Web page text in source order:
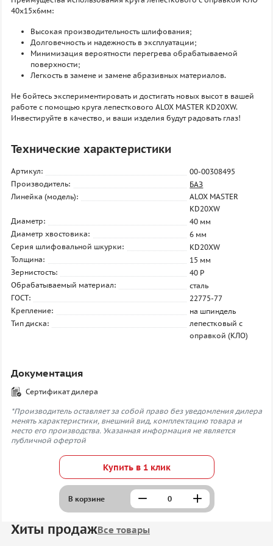
40х15х6мм:
Высокая производительность шлифования;
Долговечность и надежность в эксплуатации;
Минимизация вероятности перегрева обрабатываемой
поверхности;
Легкость в замене и замене абразивных материалов.
Не бойтесь экспериментировать и достигать новых высот в вашей
работе с помощью круга лепесткового ALOX MASTER KD20XW.
Инвестируйте в качество, и ваши изделия будут радовать глаз!
Технические характеристики
Артикул:
00-00308495
Производитель:
БАЗ
Линейка (модель):
ALOX MASTER
KD20XW
Диаметр:
40 мм
Диаметр хвостовика:
6 мм
Серия шлифовальной шкурки:
KD20XW
Толщина:
15 мм
Зернистость:
40 P
Обрабатываемый материал:
сталь
ГОСТ:
22775-77
Крепление:
на шпиндель
Тип диска:
лепестковый с
оправкой (КЛО)
Документация
Сертификат дилера
*Производитель оставляет за собой право без уведомления дилера
менять характеристики, внешний вид, комплектацию товара и
место его производства. Указанная информация не является
публичной офертой
Купить в 1 клик
В корзине
Хиты продажВсе товары